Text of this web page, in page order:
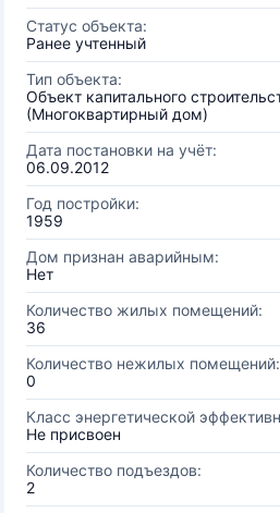
Статус объекта:
Ранее учтенный
Тип объекта:
Объект капитального
(Многоквартирный дом)
Дата постановки на учёт:
06.09.2012
Год постройки:
1959
Дом признан аварийным:
Нет
Количество жилых помещений:
36
Количество нежилых помещений:
0
Класс энергетической
Не присвоен
Количество подъездов:
2